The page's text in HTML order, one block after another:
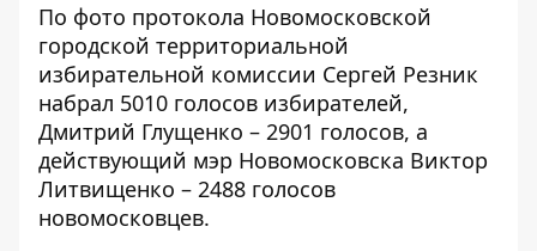
По фото протокола Новомосковской
городской территориальной
избирательной комиссии Сергей Резник
набрал 5010 голосов избирателей,
Дмитрий Глущенко – 2901 голосов, а
действующий мэр Новомосковска Виктор
Литвищенко – 2488 голосов
новомосковцев.